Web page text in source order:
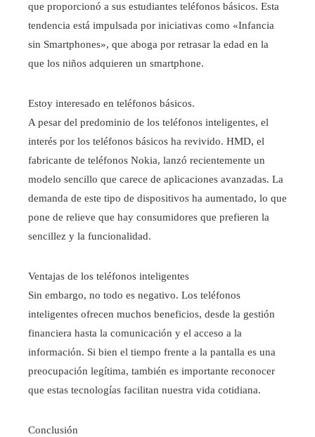
que proporcionó a sus estudiantes teléfonos básicos. Esta
tendencia está impulsada por iniciativas como «Infancia
sin Smartphones», que aboga por retrasar la edad en la
que los niños adquieren un smartphone.
Estoy interesado en teléfonos básicos.
A pesar del predominio de los teléfonos inteligentes, el
interés por los teléfonos básicos ha revivido. HMD, el
fabricante de teléfonos Nokia, lanzó recientemente un
modelo sencillo que carece de aplicaciones avanzadas. La
demanda de este tipo de dispositivos ha aumentado, lo que
pone de relieve que hay consumidores que prefieren la
sencillez y la funcionalidad.
Ventajas de los teléfonos inteligentes
Sin embargo, no todo es negativo. Los teléfonos
inteligentes ofrecen muchos beneficios, desde la gestión
financiera hasta la comunicación y el acceso a la
información. Si bien el tiempo frente a la pantalla es una
preocupación legítima, también es importante reconocer
que estas tecnologías facilitan nuestra vida cotidiana.
Conclusión